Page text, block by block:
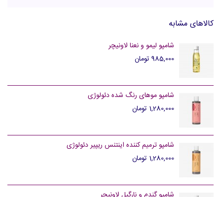
کالاهای مشابه
شامپو لیمو و نعنا لاونیچر
985,000 تومان
شامپو موهای رنگ شده دئولوژی
1,280,000 تومان
شامپو ترمیم کننده اینتنس ریپیر دئولوژی
1,280,000 تومان